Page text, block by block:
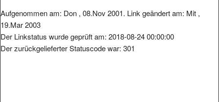
Aufgenommen am: Don , 08.Nov 2001. Link geändert am: Mit ,
19.Mar 2003
Der Linkstatus wurde geprüft am: 2018-08-24 00:00:00
Der zurückgelieferter Statuscode war: 301